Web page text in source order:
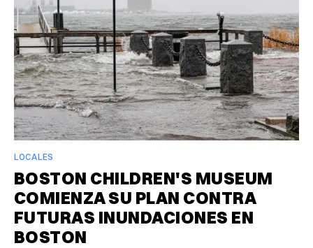
LOCALES
BOSTON CHILDREN'S MUSEUM
COMIENZA SU PLAN CONTRA
FUTURAS INUNDACIONES EN
BOSTON